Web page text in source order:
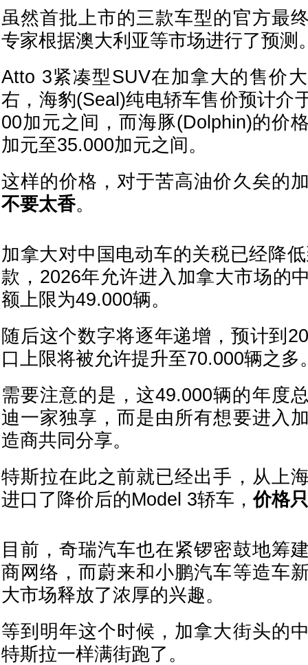
虽然首批上市的三款车型的官方最
专家根据澳大利亚等市场进行了预测
Atto 3紧凑型SUV在加拿大的售价
右，海豹(Seal)纯电轿车售价预计介
00加元之间，而海豚(Dolphin)的价
加元至35.000加元之间。
这样的价格，对于苦高油价久矣的
不要太香。
加拿大对中国电动车的关税已经降
款，2026年允许进入加拿大市场的
额上限为49.000辆。
随后这个数字将逐年递增，预计到
口上限将被允许提升至70.000辆之多
需要注意的是，这49.000辆的年度
迪一家独享，而是由所有想要进入
造商共同分享。
特斯拉在此之前就已经出手，从上
进口了降价后的Model 3轿车，价格
目前，奇瑞汽车也在紧锣密鼓地筹
商网络，而蔚来和小鹏汽车等造车
大市场释放了浓厚的兴趣。
等到明年这个时候，加拿大街头的
特斯拉一样满街跑了。